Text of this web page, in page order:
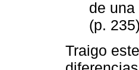
de
(p.
Traigo